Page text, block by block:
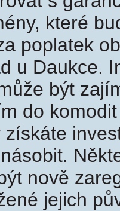
které
poplatek
u Daukce.
být
do
získáte
nově
jejich